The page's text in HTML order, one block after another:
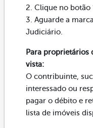
2. Clique no botão
3. Aguarde a
Judiciário.
Para proprietários
vista:
O contribuinte,
interessado ou
pagar o débito e
lista de imóveis